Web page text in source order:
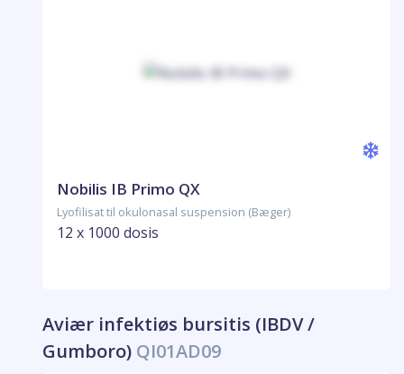
Nobilis IB Primo QX
Lyofilisat til okulonasal suspension (Bæger)
12 x 1000 dosis
Aviær infektiøs bursitis (IBDV /
Gumboro) QI01AD09